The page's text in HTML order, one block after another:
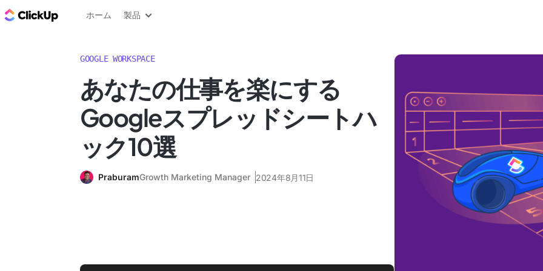
ClickUp ブログ
ホーム 製品
GOOGLE WORKSPACE
あなたの仕事を楽にする
Googleスプレッドシートハ
ック10選
PraburamGrowth Marketing Manager 2024年8月11日